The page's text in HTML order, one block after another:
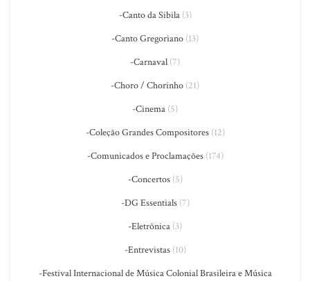
-Canto da Sibila(3)
-Canto Gregoriano (13)
-Carnaval (7)
-Choro / Chorinho (21)
-Cinema (5)
-Coleção Grandes Compositores(12)
-Comunicados e Proclamações(174)
-Concertos(5)
-DG Essentials(7)
-Eletrônica (3)
-Entrevistas(10)
-Festival Internacional de Música Colonial Brasileira e Música